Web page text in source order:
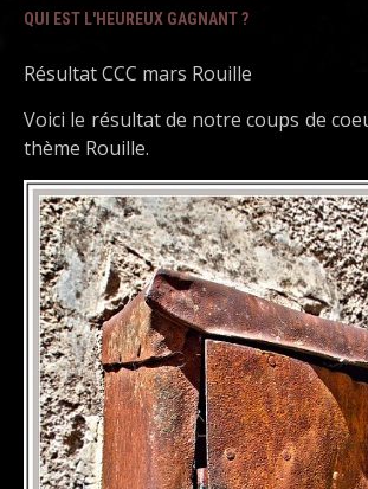
QUI EST L'HEUREUX GAGNANT ?
Résultat CCC mars Rouille
Voici le résultat de notre coups de
thème Rouille.